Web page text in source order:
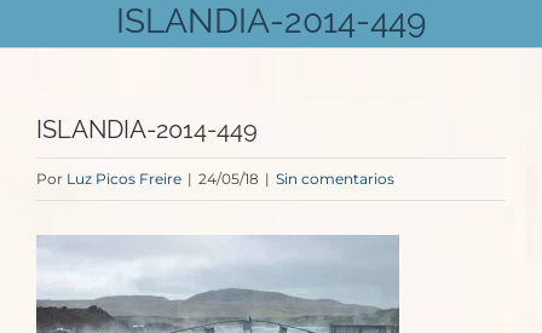
ISLANDIA-2014-449
ISLANDIA-2014-449
Por Luz Picos Freire | 24/05/18 | Sin comentarios